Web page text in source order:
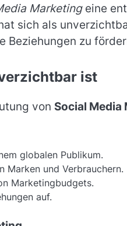
Marketingeine
sich als
Beziehungen zu
ist
von Social Media
globalen Publikum.
Marken und Verbrauchern.
Marketingbudgets.
auf.